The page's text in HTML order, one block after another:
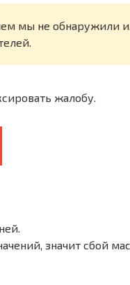
мы не обнаружили
жалобу.
значит сбой